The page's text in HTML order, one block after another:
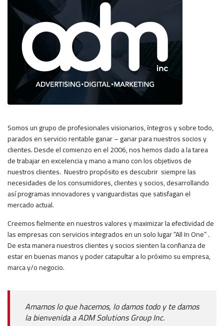
Somos un grupo de profesionales visionarios, íntegros y sobre todo,
parados en servicio rentable ganar – ganar para nuestros socios y
clientes. Desde el comienzo en el 2006, nos hemos dado a la tarea
de trabajar en excelencia y mano a mano con los objetivos de
nuestros clientes. Nuestro propósito es descubrir siempre las
necesidades de los consumidores, clientes y socios, desarrollando
así programas innovadores y vanguardistas que satisfagan el
mercado actual.
Creemos fielmente en nuestros valores y maximizar la efectividad de
las empresas con servicios integrados en un solo lugar “All In One” .
De esta manera nuestros clientes y socios sienten la confianza de
estar en buenas manos y poder catapultar a lo próximo su empresa,
marca y/o negocio.
Amamos lo que hacemos, lo damos todo y te damos
la bienvenida a ADM Solutions Group Inc.